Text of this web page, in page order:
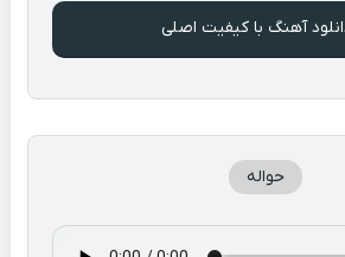
آهنگ با کیفیت اصلی
حواله